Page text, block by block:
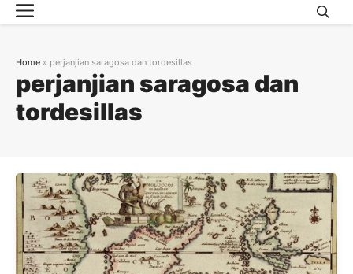
Skip
to
Menu
perjanjian saragosa dan
tordesillas
Home » perjanjian saragosa dan tordesillas